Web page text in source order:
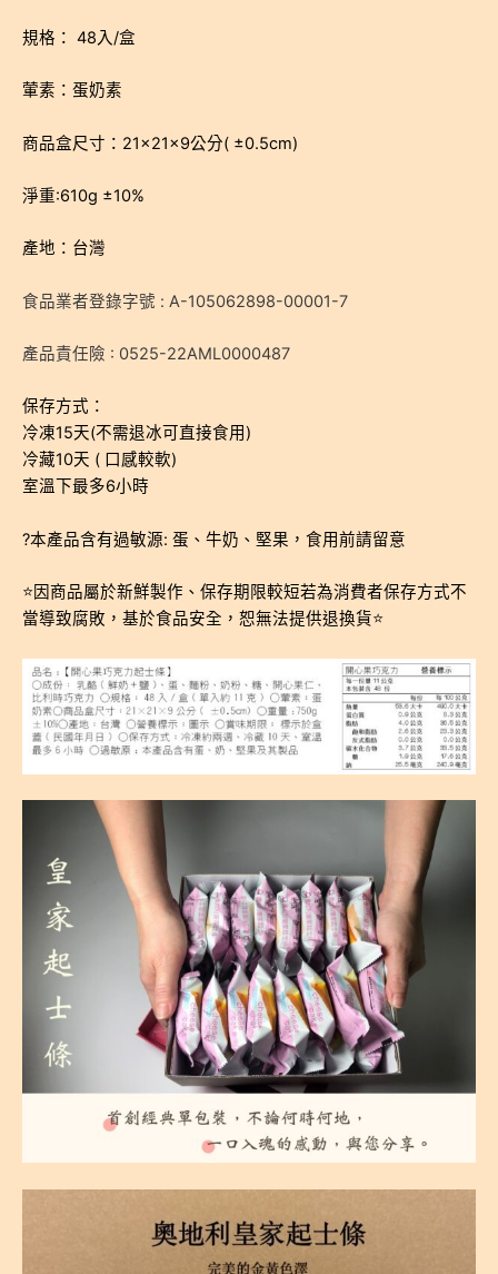
入/
-
溫
配
量
規格： 48入/盒
葷素：蛋奶素
商品盒尺寸：21×21×9公分( ±0.5cm)
淨重:610g ±10%
產地：台灣
食品業者登錄字號 : A-105062898-00001-7
產品責任險 : 0525-22AML0000487
保存方式：
冷凍15天(不需退冰可直接食用)
冷藏10天 ( 口感較軟)
室溫下最多6小時
?本產品含有過敏源: 蛋、牛奶、堅果，食用前請留意
⭐️️因商品屬於新鮮製作、保存期限較短若為消費者保存方式不
當導致腐敗，基於食品安全，恕無法提供退換貨⭐️️